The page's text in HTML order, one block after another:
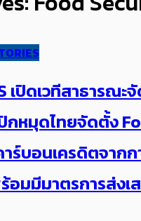
เปิดเวทีสาธารณะ
กหมุดไทยจัดตั้ง
าร์บอนเครดิตจาก
อมมีมาตรการส่งเ